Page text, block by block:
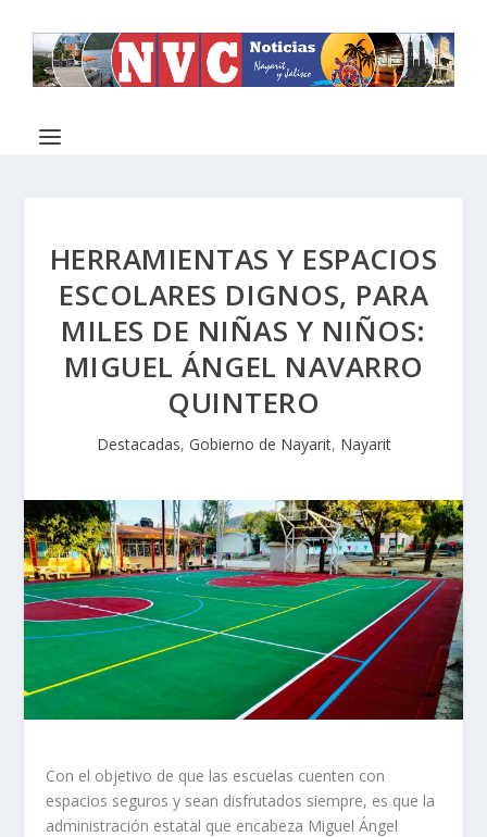
HERRAMIENTAS Y ESPACIOS
ESCOLARES DIGNOS, PARA
MILES DE NIÑAS Y NIÑOS:
MIGUEL ÁNGEL NAVARRO
QUINTERO
Destacadas, Gobierno de Nayarit, Nayarit
Con el objetivo de que las escuelas cuenten con
espacios seguros y sean disfrutados siempre, es que la
administración estatal que encabeza Miguel Ángel